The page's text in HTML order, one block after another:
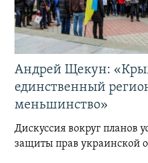
Андрей Щекун:
единственный
меньшинство»
Дискуссия вокруг планов
защиты прав